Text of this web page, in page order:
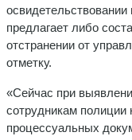
предлагает либо
отстранении от
отметку.
«Сейчас при
сотрудникам полиции
процессуальных